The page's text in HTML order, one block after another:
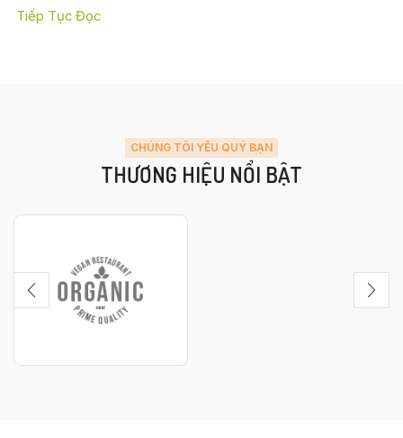
Tiếp Tục Đọc
CHÚNG TÔI YÊU QUÝ BẠN
THƯƠNG HIỆU NỔI BẬT